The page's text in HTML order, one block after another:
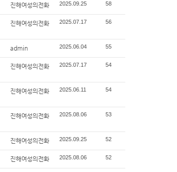
진해여성의전화 2025.09.25 58
진해여성의전화 2025.07.17 56
admin 2025.06.04 55
진해여성의전화 2025.07.17 54
진해여성의전화 2025.06.11 54
진해여성의전화 2025.08.06 53
진해여성의전화 2025.09.25 52
진해여성의전화 2025.08.06 52